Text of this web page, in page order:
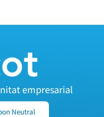
empresarial
Neutral